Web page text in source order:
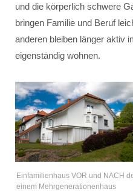
und die körperlich schwere
bringen Familie und Beruf
anderen bleiben länger aktiv
eigenständig wohnen.
Einfamilienhaus VOR und NACH
einem Mehrgenerationenhaus